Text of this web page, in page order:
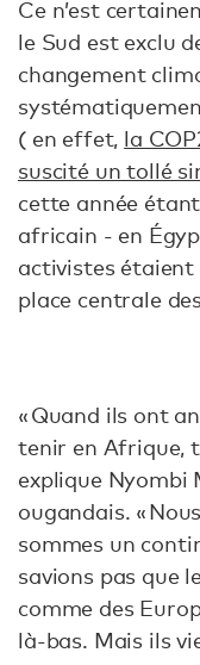
Ce n’est
le Sud est exclu
changement
( en effet, la
suscité un tollé
cette année
africain - en
activistes
place centrale
« Quand ils ont
tenir en Afrique,
explique Nyombi
ougandais. «
sommes un
savions pas que
comme des
là-bas. Mais ils